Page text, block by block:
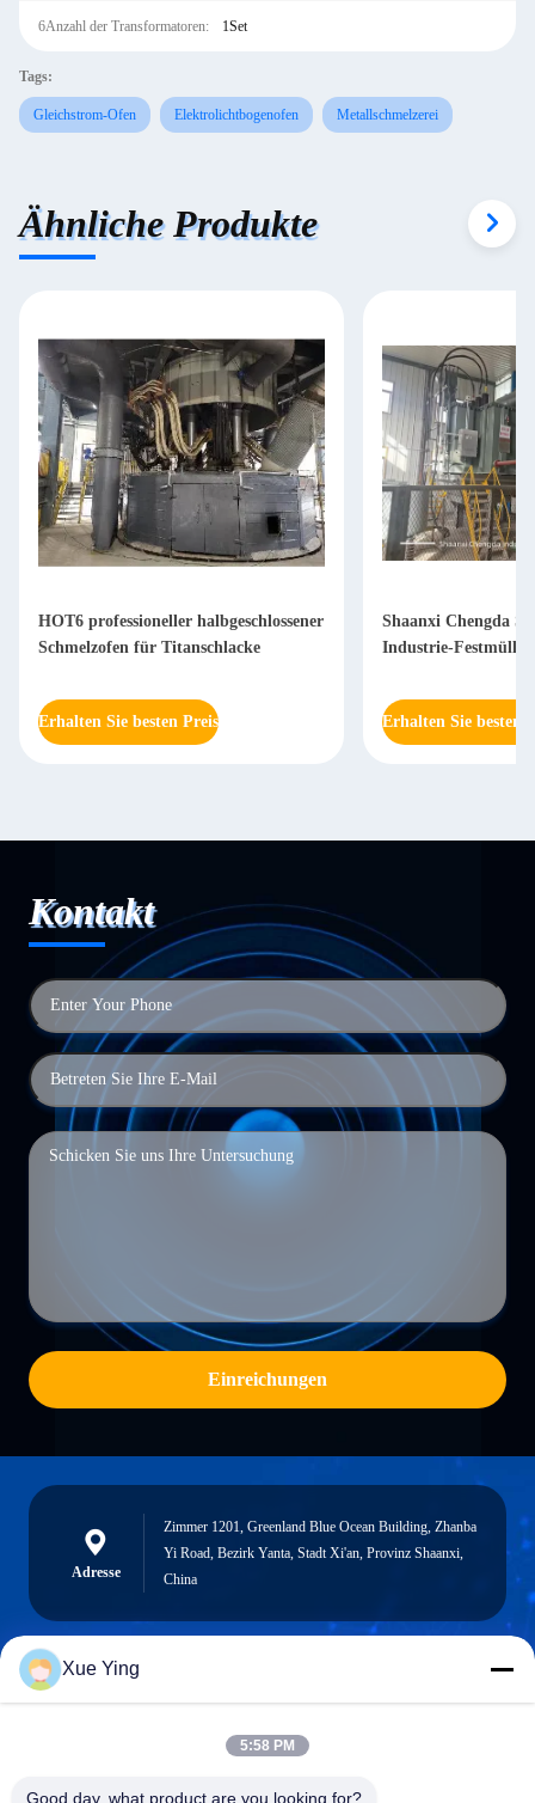
6Anzahl der Transformatoren: 1Set
Tags:
Gleichstrom-Ofen Elektrolichtbogenofen Metallschmelzerei
Ähnliche Produkte
HOT6 professioneller halbgeschlossener
Schmelzofen für Titanschlacke
Erhalten Sie besten Preis
Shaanxi Chengda
Industrie-Festmüll-
Erhalten Sie besten
Kontakt
Einreichungen
Adresse
Zimmer 1201, Greenland Blue Ocean Building, Zhanba
Yi Road, Bezirk Yanta, Stadt Xi'an, Provinz Shaanxi,
China
sxcd-gyl@163.com
Xue Ying
5:58 PM
Good day, what product are you looking for?